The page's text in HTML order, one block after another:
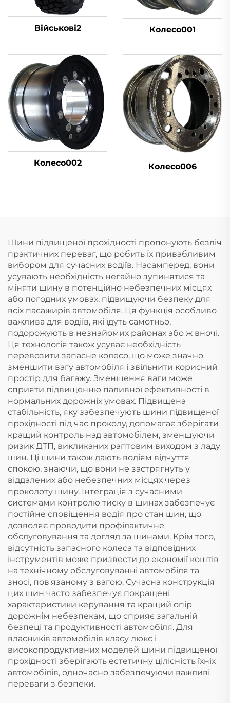
Військові2 Колесо001
Колесо002 Колесо006
Шини підвищеної прохідності пропонують безліч
практичних переваг, що робить їх привабливим
вибором для сучасних водіїв. Насамперед, вони
усувають необхідність негайно зупинятися та
міняти шину в потенційно небезпечних місцях
або погодних умовах, підвищуючи безпеку для
всіх пасажирів автомобіля. Ця функція особливо
важлива для водіїв, які їдуть самотньо,
подорожують в незнайомих районах або ж вночі.
Ця технологія також усуває необхідність
перевозити запасне колесо, що може значно
зменшити вагу автомобіля і звільнити корисний
простір для багажу. Зменшення ваги може
сприяти підвищенню паливної ефективності в
нормальних дорожніх умовах. Підвищена
стабільність, яку забезпечують шини підвищеної
прохідності під час проколу, допомагає зберігати
кращий контроль над автомобілем, зменшуючи
ризик ДТП, викликаних раптовим виходом з ладу
шин. Ці шини також дають водіям відчуття
спокою, знаючи, що вони не застрягнуть у
віддалених або небезпечних місцях через
проколоту шину. Інтеграція з сучасними
системами контролю тиску в шинах забезпечує
постійне сповіщення водія про стан шин, що
дозволяє проводити профілактичне
обслуговування та догляд за шинами. Крім того,
відсутність запасного колеса та відповідних
інструментів може призвести до економії коштів
на технічному обслуговуванні автомобіля та
зносі, пов'язаному з вагою. Сучасна конструкція
цих шин часто забезпечує покращені
характеристики керування та кращий опір
дорожнім небезпекам, що сприяє загальній
безпеці та продуктивності автомобіля. Для
власників автомобілів класу люкс і
високопродуктивних моделей шини підвищеної
прохідності зберігають естетичну цілісність їхніх
автомобілів, одночасно забезпечуючи важливі
переваги з безпеки.